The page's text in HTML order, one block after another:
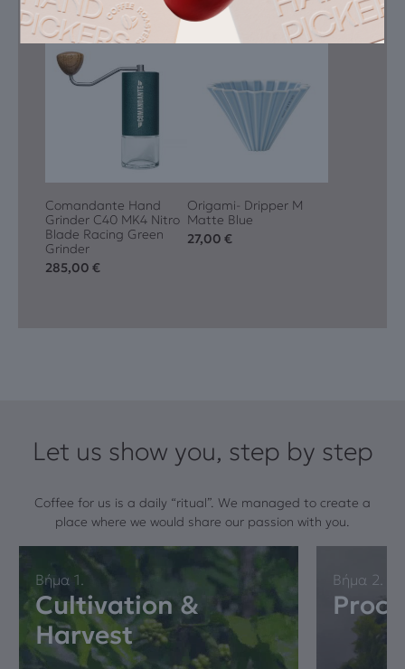
Comantante
Εξοπλισμός
Comandante Hand
Grinder C40 MK4 Nitro
Blade Racing Green
Grinder
285,00 €
Origami- Dripper M
Matte Blue
27,00 €
Let us show you, step by step
Coffee for us is a daily “ritual”. We managed to create a
place where we would share our passion with you.
Βήμα 1.
Cultivation &
Harvest
Βήμα 2.